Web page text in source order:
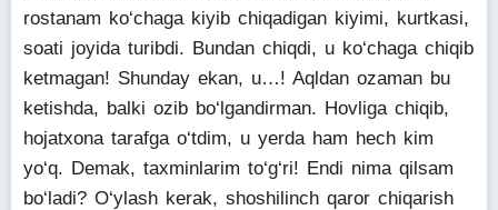
rostanam ko‘chaga kiyib chiqadigan kiyimi, kurtkasi,
soati joyida turibdi. Bundan chiqdi, u ko‘chaga chiqib
ketmagan! Shunday ekan, u…! Aqldan ozaman bu
ketishda, balki ozib bo‘lgandirman. Hovliga chiqib,
hojatxona tarafga o‘tdim, u yerda ham hech kim
yo‘q. Demak, taxminlarim to‘g‘ri! Endi nima qilsam
bo‘ladi? O‘ylash kerak, shoshilinch qaror chiqarish